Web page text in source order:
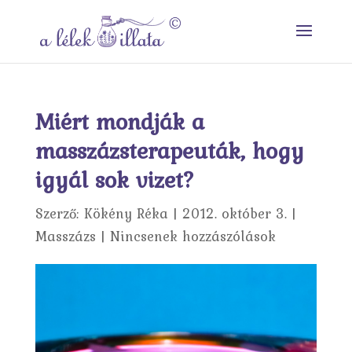
Miért mondják a
masszázsterapeuták, hogy
igyál sok vizet?
Szerző: Kökény Réka | 2012. október 3.|
Masszázs | Nincsenek hozzászólások